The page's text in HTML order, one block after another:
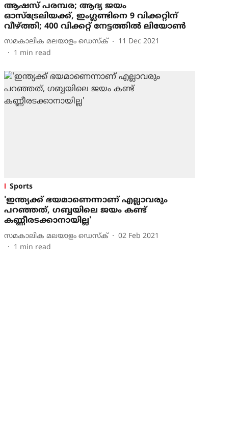
ആഷസ് പരമ്പര; ആദ്യ ജയം
ഓസ്‌ട്രേലിയക്ക്, ഇംഗ്ലണ്ടിനെ 9 വിക്കറ്റിന്
വീഴ്ത്തി; 400 വിക്കറ്റ് നേട്ടത്തില്‍ ലിയോണ്‍
സമകാലിക മലയാളം ഡെസ്ക്
11 Dec 2021
1 min read
Sports
'ഇന്ത്യക്ക് ഭയമാണെന്നാണ് എല്ലാവരും
പറഞ്ഞത്, ഗബ്ബയിലെ ജയം കണ്ട്
കണ്ണീരടക്കാനായില്ല'
സമകാലിക മലയാളം ഡെസ്ക്
02 Feb 2021
1 min read